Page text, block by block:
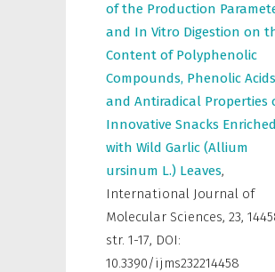
of the Production
and In Vitro Digestion on
Content of Polyphenolic
Compounds, Phenolic
and Antiradical Properties
Innovative Snacks Enriched
with Wild Garlic (Allium
ursinum L.) Leaves,
International Journal of
Molecular Sciences, 23,
str. 1-17, DOI:
10.3390/ijms232214458